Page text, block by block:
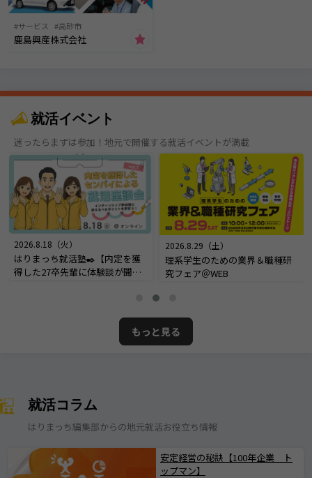
サービス 高砂市
鹿島興産株式会社
就活イベント
迷ったらまずは参加！地元で開催する就活イベントが満載
2026.8.18（火）
はりまっち就活塾✒️【内定を獲
得した27卒先輩に体験談が聞け
2026.8.29（土）
理系学生のための業界＆職種研
究フェア＠WEB
もっと見る
就活コラム
はりまっち編集部からの地元就活お役立ち情報
安定経営の秘訣【100年企業 ト
ップマン】